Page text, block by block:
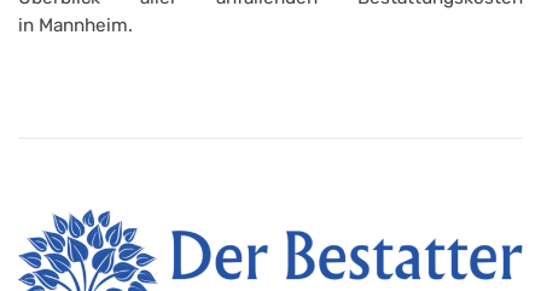
in Mannheim.